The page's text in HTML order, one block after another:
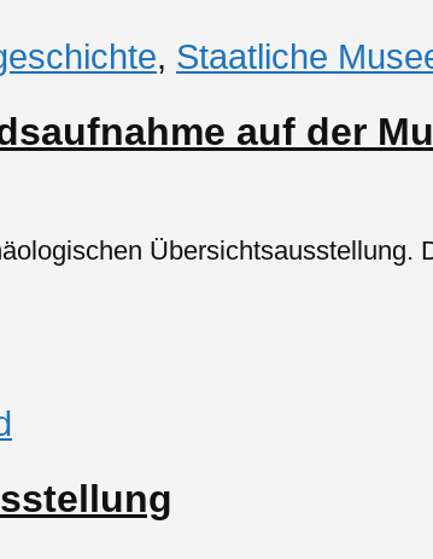
, Staatliche
auf der
Übersichtsausstellung.